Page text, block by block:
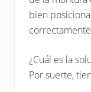
bien
¿Cuál es la
Por suerte,